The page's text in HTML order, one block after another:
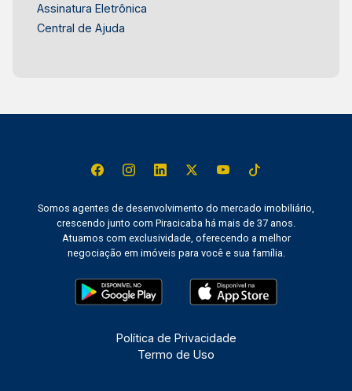
Assinatura Eletrônica
Central de Ajuda
Somos agentes de desenvolvimento do mercado imobiliário,
crescendo junto com Piracicaba há mais de 37 anos.
Atuamos com exclusividade, oferecendo a melhor
negociação em imóveis para você e sua família.
Política de Privacidade
Termo de Uso